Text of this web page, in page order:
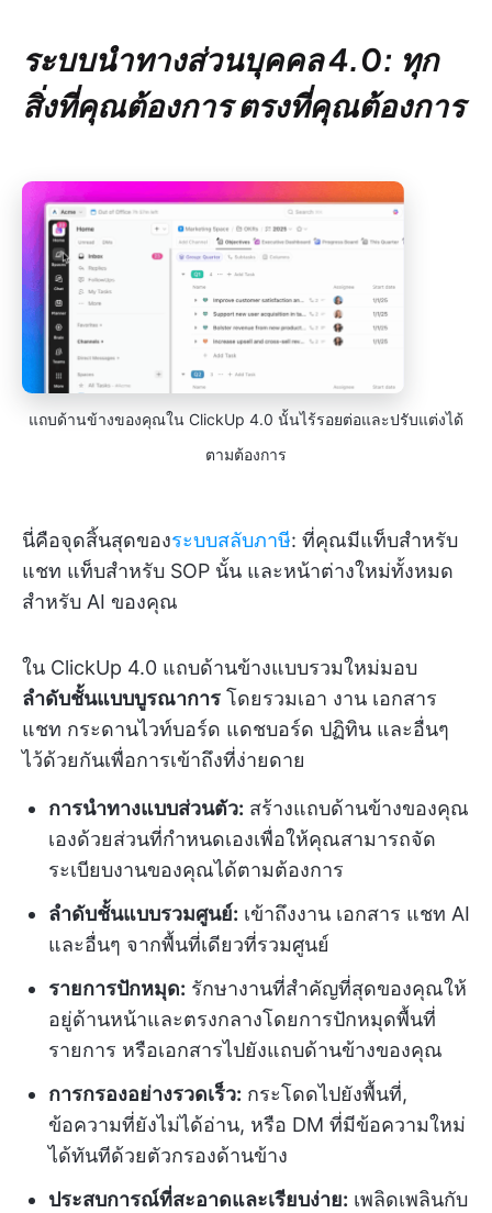
ระบบนำทางส่วนบุคคล 4.0: ทุก
สิ่งที่คุณต้องการ ตรงที่คุณต้องการ
แถบด้านข้างของคุณใน ClickUp 4.0 นั้นไร้รอยต่อและปรับแต่งได้
ตามต้องการ
นี่คือจุดสิ้นสุดของระบบสลับภาษี: ที่คุณมีแท็บสำหรับ
แชท แท็บสำหรับ SOP นั้น และหน้าต่างใหม่ทั้งหมด
สำหรับ AI ของคุณ
ใน ClickUp 4.0 แถบด้านข้างแบบรวมใหม่มอบ
ลำดับชั้นแบบบูรณาการ โดยรวมเอา งาน เอกสาร
แชท กระดานไวท์บอร์ด แดชบอร์ด ปฏิทิน และอื่นๆ
ไว้ด้วยกันเพื่อการเข้าถึงที่ง่ายดาย
การนำทางแบบส่วนตัว: สร้างแถบด้านข้างของคุณ
เองด้วยส่วนที่กำหนดเองเพื่อให้คุณสามารถจัด
ระเบียบงานของคุณได้ตามต้องการ
ลำดับชั้นแบบรวมศูนย์: เข้าถึงงาน เอกสาร แชท AI
และอื่นๆ จากพื้นที่เดียวที่รวมศูนย์
รายการปักหมุด: รักษางานที่สำคัญที่สุดของคุณให้
อยู่ด้านหน้าและตรงกลางโดยการปักหมุดพื้นที่
รายการ หรือเอกสารไปยังแถบด้านข้างของคุณ
การกรองอย่างรวดเร็ว: กระโดดไปยังพื้นที่,
ข้อความที่ยังไม่ได้อ่าน, หรือ DM ที่มีข้อความใหม่
ได้ทันทีด้วยตัวกรองด้านข้าง
ประสบการณ์ที่สะอาดและเรียบง่าย: เพลิดเพลินกับ